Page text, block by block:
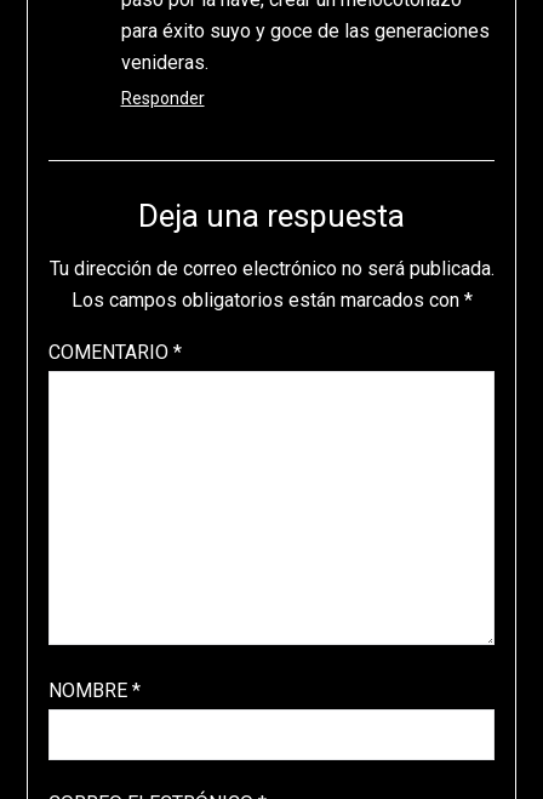
para éxito suyo y goce de las generaciones
venideras.
Responder
Deja una respuesta
Tu dirección de correo electrónico no será publicada.
Los campos obligatorios están marcados con *
COMENTARIO *
NOMBRE *